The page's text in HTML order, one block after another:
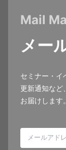
Mail
メー
セミナー・
更新通知など
お届けします。